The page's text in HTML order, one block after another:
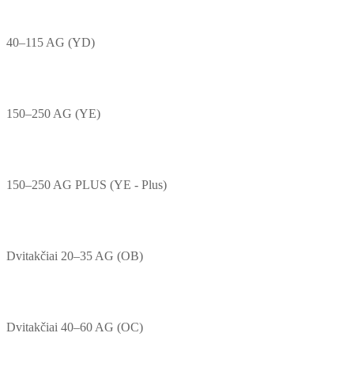
40–115 AG (YD)
150–250 AG (YE)
150–250 AG PLUS (YE - Plus)
Dvitakčiai 20–35 AG (OB)
Dvitakčiai 40–60 AG (OC)